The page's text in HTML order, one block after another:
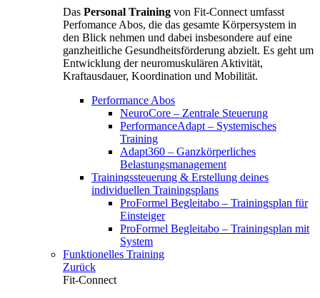
Das Personal Training von Fit-Connect umfasst
Perfomance Abos, die das gesamte Körpersystem in
den Blick nehmen und dabei insbesondere auf eine
ganzheitliche Gesundheitsförderung abzielt. Es geht um
Entwicklung der neuromuskulären Aktivität,
Kraftausdauer, Koordination und Mobilität.
Performance Abos
NeuroCore – Zentrale Steuerung
PerformanceAdapt – Systemisches
Training
Adapt360 – Ganzkörperliches
Belastungsmanagement
Trainingssteuerung & Erstellung deines
individuellen Trainingsplans
ProFormel Begleitabo – Trainingsplan für
Einsteiger
ProFormel Begleitabo – Trainingsplan mit
System
Funktionelles Training
Zurück
Fit-Connect